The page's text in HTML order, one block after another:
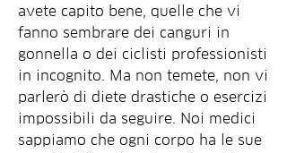
avete capito bene, quelle che vi
fanno sembrare dei canguri in
gonnella o dei ciclisti professionisti
in incognito. Ma non temete, non vi
parlerò di diete drastiche o esercizi
impossibili da seguire. Noi medici
sappiamo che ogni corpo ha le sue